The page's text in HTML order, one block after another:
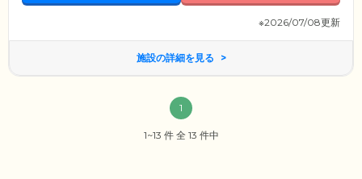
※2026/07/08更新
施設の詳細を見る
1
1~13 件 全 13 件中